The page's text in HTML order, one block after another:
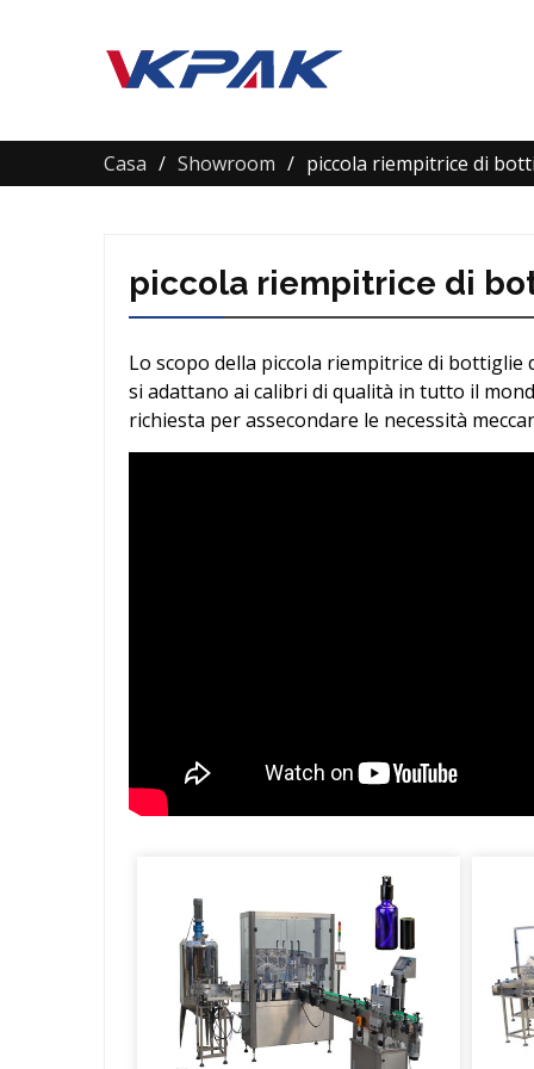
Casa Showroom piccola riempitrice di
piccola riempitrice di
Lo scopo della piccola riempitrice di
si adattano ai calibri di qualità in tutto il
richiesta per assecondare le necessità